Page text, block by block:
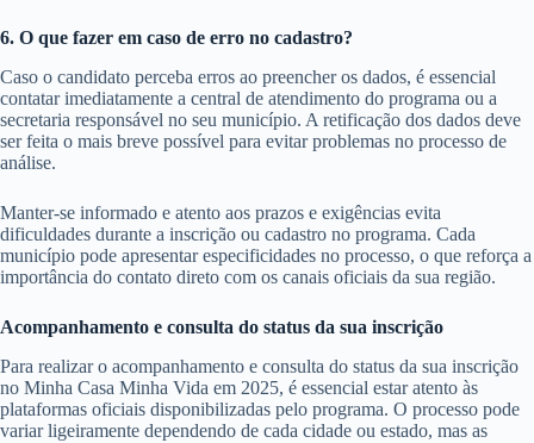
6. O que fazer em caso de erro no cadastro?
Caso o candidato perceba erros ao preencher os dados, é essencial
contatar imediatamente a central de atendimento do programa ou a
secretaria responsável no seu município. A retificação dos dados deve
ser feita o mais breve possível para evitar problemas no processo de
análise.
Manter-se informado e atento aos prazos e exigências evita
dificuldades durante a inscrição ou cadastro no programa. Cada
município pode apresentar especificidades no processo, o que reforça a
importância do contato direto com os canais oficiais da sua região.
Acompanhamento e consulta do status da sua inscrição
Para realizar o acompanhamento e consulta do status da sua inscrição
no Minha Casa Minha Vida em 2025, é essencial estar atento às
plataformas oficiais disponibilizadas pelo programa. O processo pode
variar ligeiramente dependendo de cada cidade ou estado, mas as